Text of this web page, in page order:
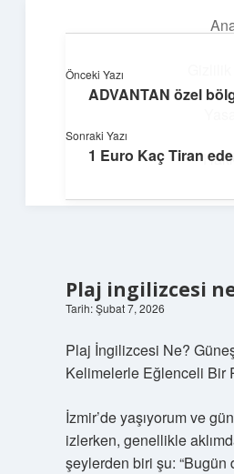
Topluluk ve
Plaj ingilizcesi
Tarih: Şubat 7, 2026
Plaj İngilizcesi Ne?
Kelimelerle Eğlenceli Bir
İzmir’de yaşıyorum ve
izlerken, genellikle
şeylerden biri şu: “Bugün
Önceki Yazı
ADVANTAN özel
Sonraki Yazı
1 Euro Kaç Tiran